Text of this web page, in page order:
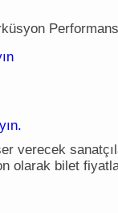
Performans
verecek
olarak bilet